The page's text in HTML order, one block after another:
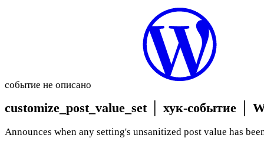
событие не описано
customize_post_value_set хук-событие
Announces when any setting's unsanitized post value has